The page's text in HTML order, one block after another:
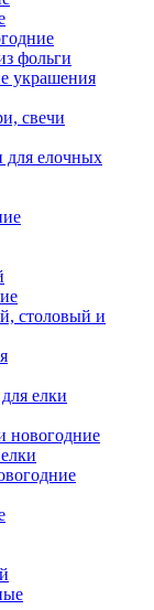
фольги
украшения
свечи
для елочных
столовый и
елки
новогодние